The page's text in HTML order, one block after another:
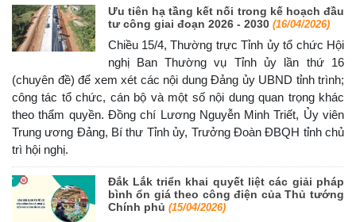
Ưu tiên hạ tầng kết nối trong kế hoạch đầu
tư công giai đoạn 2026 - 2030 (16/04/2026)
Chiều 15/4, Thường trực Tỉnh ủy tổ chức Hội
nghị Ban Thường vụ Tỉnh ủy lần thứ 16
(chuyên đề) để xem xét các nội dung Đảng ủy UBND tỉnh trình;
công tác tổ chức, cán bộ và một số nội dung quan trọng khác
theo thẩm quyền. Đồng chí Lương Nguyễn Minh Triết, Ủy viên
Trung ương Đảng, Bí thư Tỉnh ủy, Trưởng Đoàn ĐBQH tỉnh chủ
trì hội nghị.
Đắk Lắk triển khai quyết liệt các giải pháp
bình ổn giá theo công điện của Thủ tướng
Chính phủ (15/04/2026)